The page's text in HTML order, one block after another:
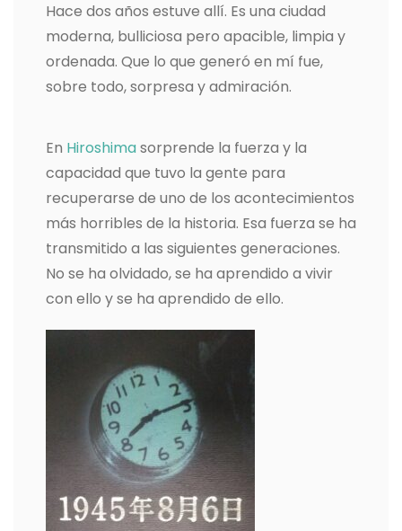
Hace dos años estuve allí. Es una ciudad
moderna, bulliciosa pero apacible, limpia y
ordenada. Que lo que generó en mí fue,
sobre todo, sorpresa y admiración.
En Hiroshimasorprende la fuerza y la
capacidad que tuvo la gente para
recuperarse de uno de los acontecimientos
más horribles de la historia. Esa fuerza se ha
transmitido a las siguientes generaciones.
No se ha olvidado, se ha aprendido a vivir
con ello y se ha aprendido de ello.